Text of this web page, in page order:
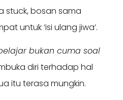
stuck, bosan sama
untuk ‘isi ulang jiwa’.
bukan cuma soal
diri terhadap hal
itu terasa mungkin.